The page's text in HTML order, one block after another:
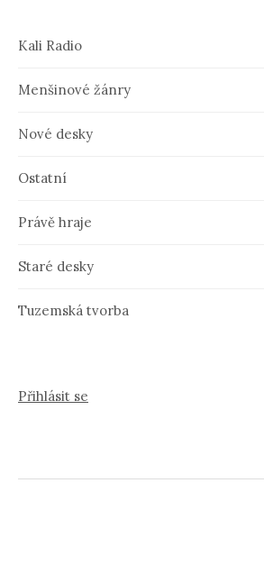
Kali Radio
Menšinové žánry
Nové desky
Ostatní
Právě hraje
Staré desky
Tuzemská tvorba
Přihlásit se